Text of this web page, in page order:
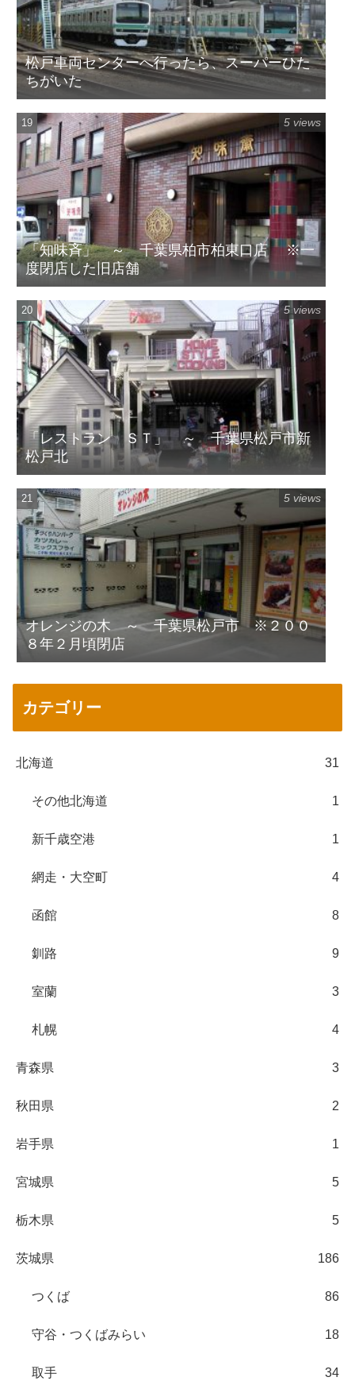
松戸車両センターへ行ったら、スーパーひた
ちがいた
「知味斉」 ～ 千葉県柏市柏東口店 ※一
度閉店した旧店舗
5 views
「レストラン ＳＴ」 ～ 千葉県松戸市新
松戸北
5 views
オレンジの木 ～ 千葉県松戸市 ※２００
８年２月頃閉店
5 views
カテゴリー
北海道 31
その他北海道 1
新千歳空港 1
網走・大空町 4
函館 8
釧路 9
室蘭 3
札幌 4
青森県 3
秋田県 2
岩手県 1
宮城県 5
栃木県 5
茨城県 186
つくば 86
守谷・つくばみらい 18
取手 34